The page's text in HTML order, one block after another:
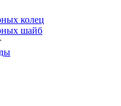
колец
шайб